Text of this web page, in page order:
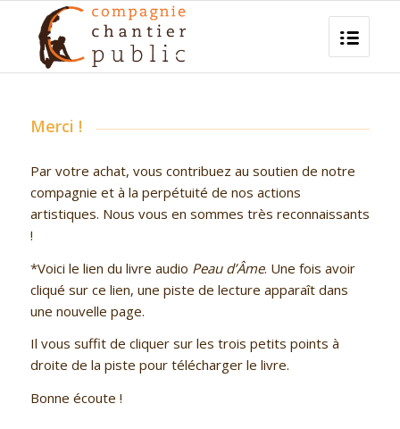
Merci !
Par votre achat, vous contribuez au soutien de notre
compagnie et à la perpétuité de nos actions
artistiques. Nous vous en sommes très reconnaissants
!
*Voici le lien du livre audio Peau d’Âme. Une fois avoir
cliqué sur ce lien, une piste de lecture apparaît dans
une nouvelle page.
Il vous suffit de cliquer sur les trois petits points à
droite de la piste pour télécharger le livre.
Bonne écoute !